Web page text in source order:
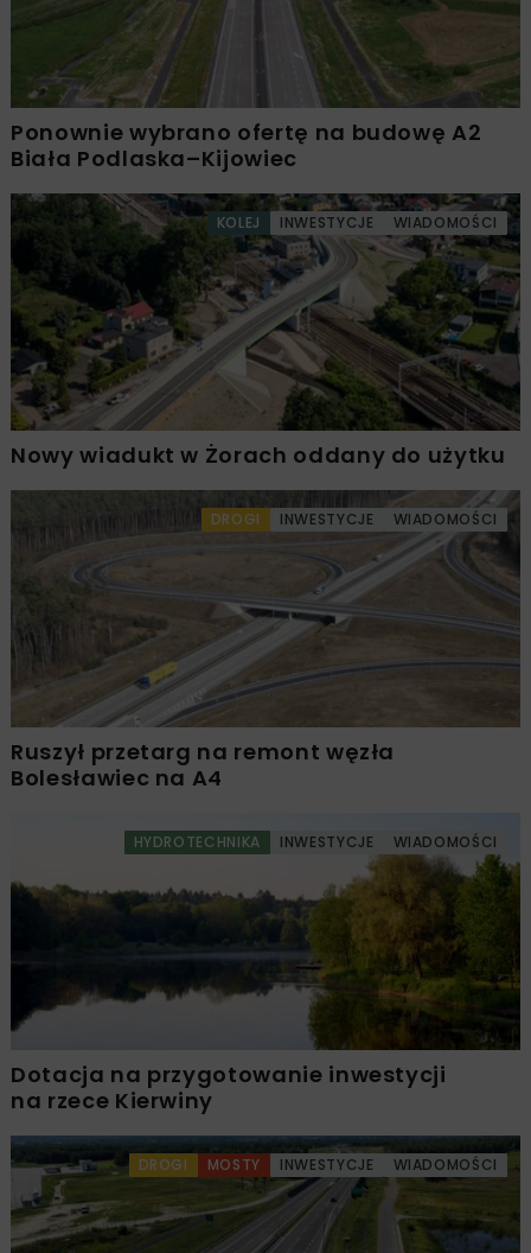
Ponownie wybrano ofertę na budowę A2
Biała Podlaska–Kijowiec
KOLEJ INWESTYCJE WIADOMOŚCI
Nowy wiadukt w Żorach oddany do użytku
DROGI INWESTYCJE WIADOMOŚCI
Ruszył przetarg na remont węzła
Bolesławiec na A4
HYDROTECHNIKA INWESTYCJE WIADOMOŚCI
Dotacja na przygotowanie inwestycji
na rzece Kierwiny
DROGI MOSTY INWESTYCJE WIADOMOŚCI